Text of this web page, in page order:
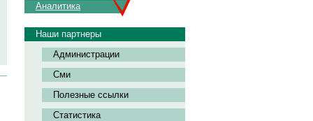
Аналитика
Наши партнеры
Администрации
Сми
Полезные ссылки
Статистика